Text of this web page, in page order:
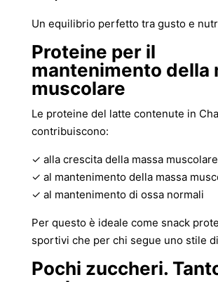
Un equilibrio perfetto tra gusto e
Proteine per il
mantenimento della
muscolare
Le proteine del latte contenute in
contribuiscono:
✓ alla crescita della massa muscolare
✓ al mantenimento della massa
✓ al mantenimento di ossa normali
Per questo è ideale come snack
sportivi che per chi segue uno stile
Pochi zuccheri.